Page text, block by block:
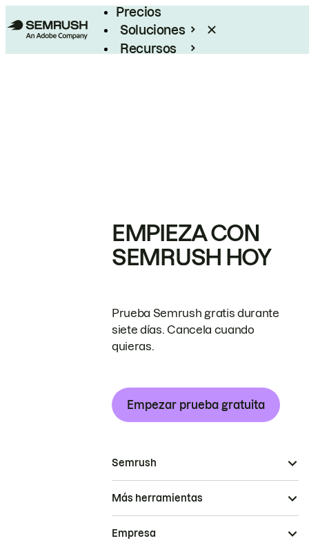
Precios
Soluciones
Recursos
EMPIEZA CON
SEMRUSH HOY
Prueba Semrush gratis durante
siete días. Cancela cuando
quieras.
Empezar prueba gratuita
Semrush
Más herramientas
Empresa